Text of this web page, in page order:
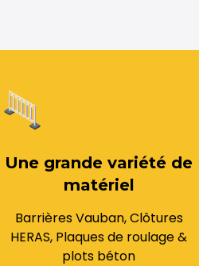
Une grande variété de
matériel
Barrières Vauban, Clôtures
HERAS, Plaques de roulage &
plots béton